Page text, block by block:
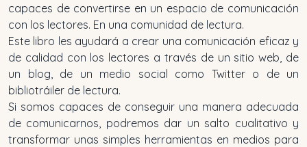
capaces de convertirse en un espacio de comunicación
con los lectores. En una comunidad de lectura.
Este libro les ayudará a crear una comunicación eficaz y
de calidad con los lectores a través de un sitio web, de
un blog, de un medio social como Twitter o de un
bibliotráiler de lectura.
Si somos capaces de conseguir una manera adecuada
de comunicarnos, podremos dar un salto cualitativo y
transformar unas simples herramientas en medios para